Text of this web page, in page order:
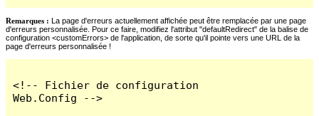
Remarques : La page d'erreurs actuellement affichée peut être remplacée par une page
d'erreurs personnalisée. Pour ce faire, modifiez l'attribut "defaultRedirect" de la balise de
configuration <customErrors> de l'application, de sorte qu'il pointe vers une URL de la
page d'erreurs personnalisée !
<!-- Fichier de configuration
Web.Config -->